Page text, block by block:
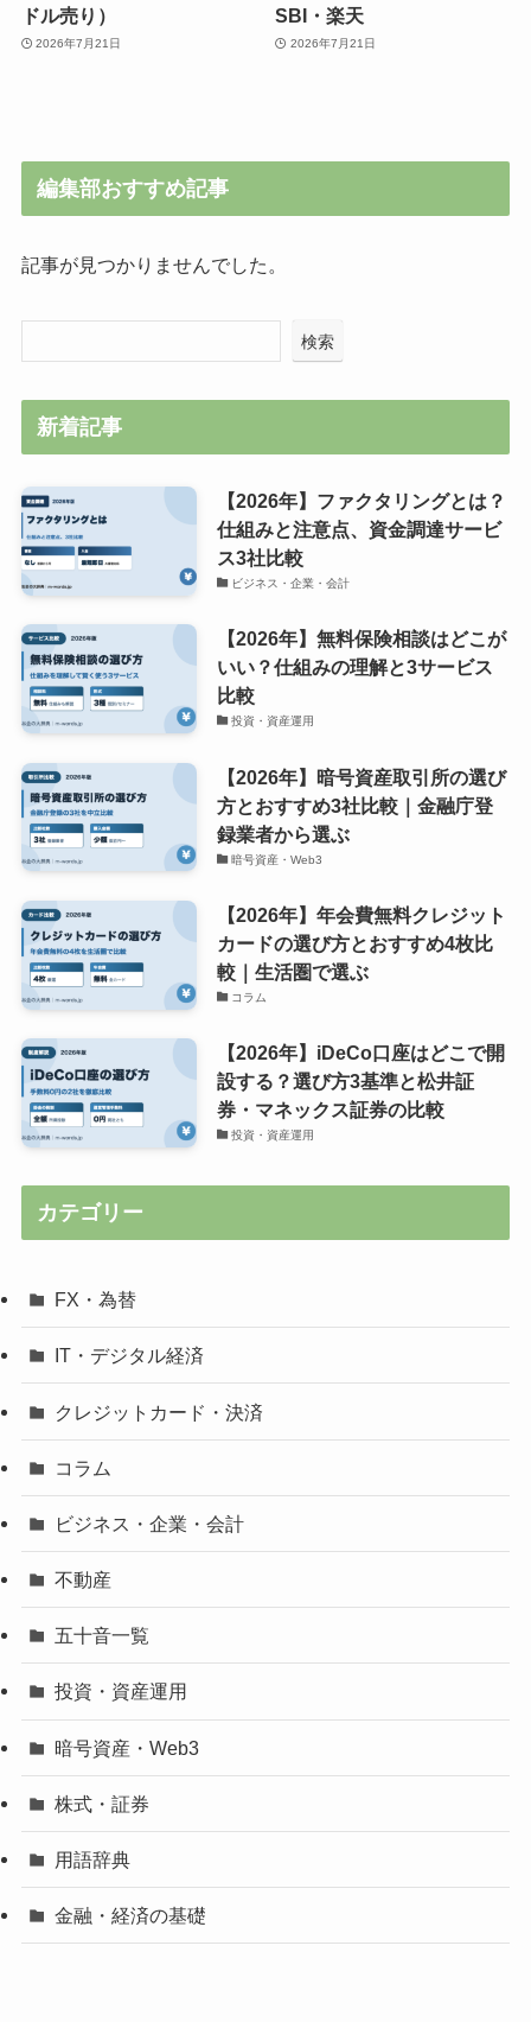
ドル売り）
2026年7月21日
SBI・楽天
2026年7月21日
編集部おすすめ記事
記事が見つかりませんでした。
検索
新着記事
【2026年】ファクタリングとは？
仕組みと注意点、資金調達サービ
ス3社比較
ビジネス・企業・会計
【2026年】無料保険相談はどこが
いい？仕組みの理解と3サービス
比較
投資・資産運用
【2026年】暗号資産取引所の選び
方とおすすめ3社比較｜金融庁登
録業者から選ぶ
暗号資産・Web3
【2026年】年会費無料クレジット
カードの選び方とおすすめ4枚比
較｜生活圏で選ぶ
コラム
【2026年】iDeCo口座はどこで開
設する？選び方3基準と松井証
券・マネックス証券の比較
投資・資産運用
カテゴリー
FX・為替
IT・デジタル経済
クレジットカード・決済
コラム
ビジネス・企業・会計
不動産
五十音一覧
投資・資産運用
暗号資産・Web3
株式・証券
用語辞典
金融・経済の基礎